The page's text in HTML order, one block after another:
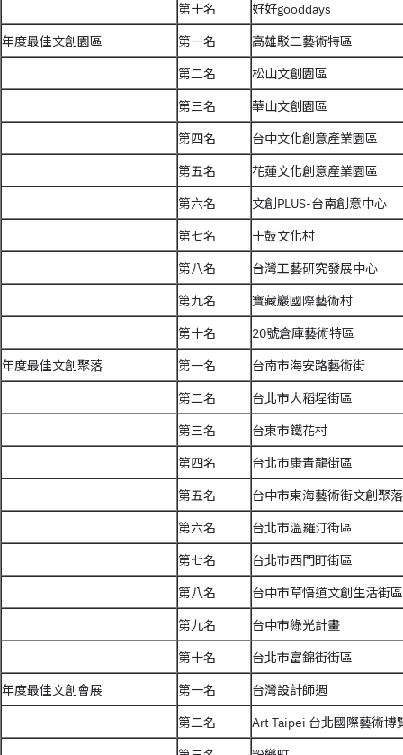
第十名
好好gooddays
年度最佳文創園區
第一名
高雄駁二藝術特區
第二名
松山文創園區
第三名
華山文創園區
第四名
台中文化創意產業園區
第五名
花蓮文化創意產業園區
第六名
文創PLUS-台南創意中心
第七名
十鼓文化村
第八名
台灣工藝研究發展中心
第九名
寶藏巖國際藝術村
第十名
20號倉庫藝術特區
年度最佳文創聚落
第一名
台南市海安路藝術街
第二名
台北市大稻埕街區
第三名
台東市鐵花村
第四名
台北市康青龍街區
第五名
台中市東海藝術街文創聚落
第六名
台北市溫羅汀街區
第七名
台北市西門町街區
第八名
台中市草悟道文創生活街區
第九名
台中市綠光計畫
第十名
台北市富錦街街區
年度最佳文創會展
第一名
台灣設計師週
第二名
Art Taipei 台北國際藝術博